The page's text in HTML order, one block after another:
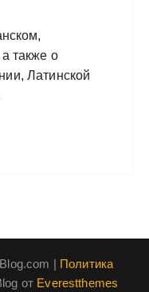
также о
Латинской
| Политика
от Everestthemes